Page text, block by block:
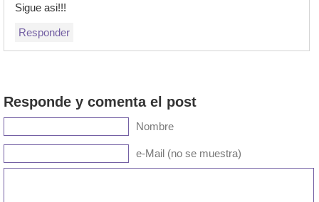
Sigue asi!!!
Responder
Responde y comenta el post
Nombre
e-Mail (no se muestra)